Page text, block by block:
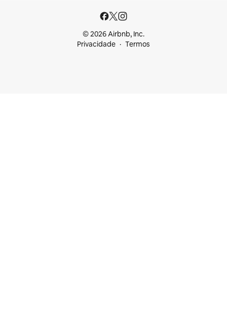
© 2026 Airbnb, Inc.
Privacidade
Termos